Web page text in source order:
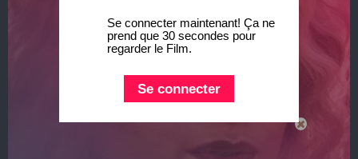
Se connecter maintenant! Ça ne
prend que 30 secondes pour
regarder le Film.
Se connecter